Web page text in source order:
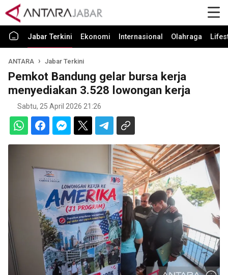
Jabar Terkini Ekonomi Internasional Olahraga
ANTARA Jabar Terkini
Pemkot Bandung gelar bursa kerja
menyediakan 3.528 lowongan kerja
Sabtu, 25 April 2026 21:26